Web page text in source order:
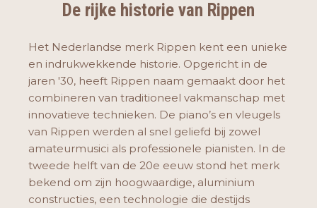
De rijke historie van Rippen
Het Nederlandse merk Rippen kent een unieke
en indrukwekkende historie. Opgericht in de
jaren '30, heeft Rippen naam gemaakt door het
combineren van traditioneel vakmanschap met
innovatieve technieken. De piano’s en vleugels
van Rippen werden al snel geliefd bij zowel
amateurmusici als professionele pianisten. In de
tweede helft van de 20e eeuw stond het merk
bekend om zijn hoogwaardige, aluminium
constructies, een technologie die destijds